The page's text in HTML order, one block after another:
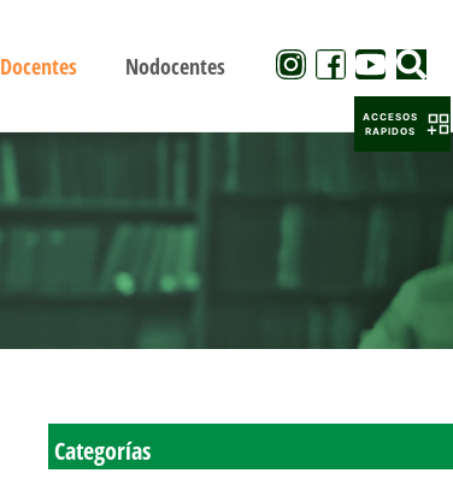
Docentes Nodocentes
Categorías
ACCESOS
RAPIDOS